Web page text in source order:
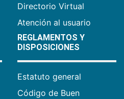
Directorio Virtual
Atención al usuario
REGLAMENTOS Y
DISPOSICIONES
Estatuto general
Código de Buen